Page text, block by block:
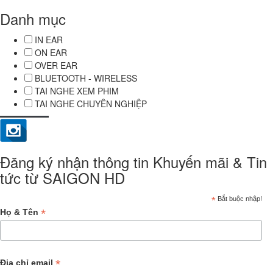
Danh mục
IN EAR
ON EAR
OVER EAR
BLUETOOTH - WIRELESS
TAI NGHE XEM PHIM
TAI NGHE CHUYÊN NGHIỆP
Đăng ký nhận thông tin Khuyến mãi & Tin
tức từ SAIGON HD
* Bắt buộc nhập!
Họ & Tên *
Địa chỉ email